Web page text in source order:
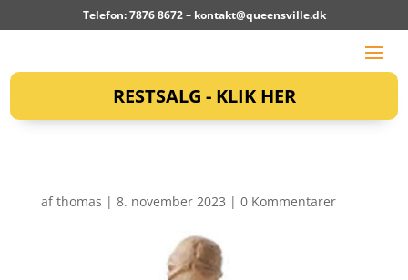
Telefon: 7876 8672 – kontakt@queensville.dk
RESTSALG - KLIK HER
afthomas | 8. november 2023 | 0 Kommentarer